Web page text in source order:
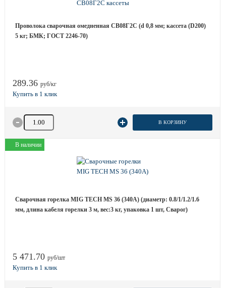
Проволока сварочная омедненная СВ08Г2С (d 0,8 мм; кассета (D200)
5 кг; БМК; ГОСТ 2246-70)
289.36 руб/кг
Количество товара В КОРЗИНУ
В наличии
Сварочная горелка MIG TECH MS 36 (340A) (диаметр: 0.8/1/1.2/1.6
мм, длина кабеля горелки 3 м, вес:3 кг, упаковка 1 шт, Сварог)
5 471.70 руб/шт